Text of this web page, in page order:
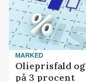
MARKED
Olieprisfald
på 3 procent